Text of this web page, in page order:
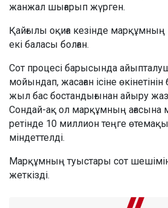
жанжал шығарып жүрген.
Қайғылы оқиға кезінде марқұмның
екі баласы болған.
Сот процесі барысында
мойындап, жасаған ісіне өкінетінін
жыл бас бостандығынан айыру
Сондай-ақ ол марқұмның
ретінде 10 миллион теңге
міндеттелді.
Марқұмның туыстары сот
жеткізді.